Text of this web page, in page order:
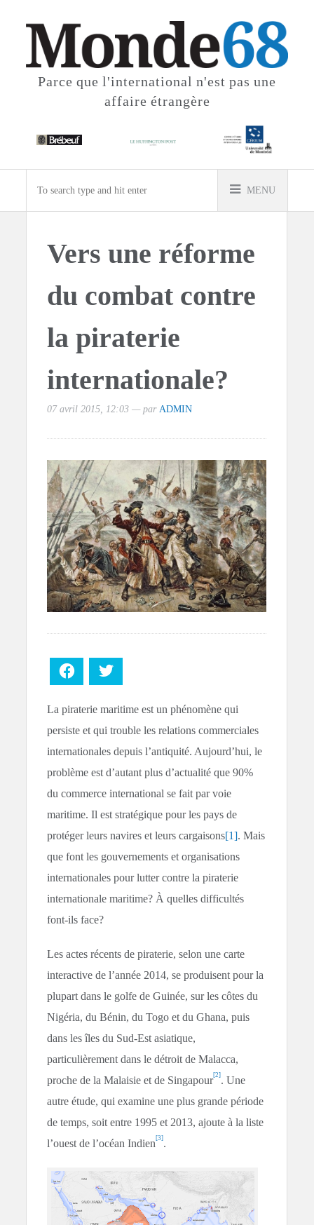
Parce que l'international n'est pas une
affaire étrangère
MENU
Vers une réforme
du combat contre
la piraterie
internationale?
07 avril 2015, 12:03 — par ADMIN
Facebook
La piraterie maritime est un phénomène qui
persiste et qui trouble les relations commerciales
internationales depuis l’antiquité. Aujourd’hui, le
problème est d’autant plus d’actualité que 90%
du commerce international se fait par voie
maritime. Il est stratégique pour les pays de
protéger leurs navires et leurs cargaisons[1]. Mais
que font les gouvernements et organisations
internationales pour lutter contre la piraterie
internationale maritime? À quelles difficultés
font-ils face?
Les actes récents de piraterie, selon une carte
interactive de l’année 2014, se produisent pour la
plupart dans le golfe de Guinée, sur les côtes du
Nigéria, du Bénin, du Togo et du Ghana, puis
dans les îles du Sud-Est asiatique,
particulièrement dans le détroit de Malacca,
proche de la Malaisie et de Singapour[2] . Une
autre étude, qui examine une plus grande période
de temps, soit entre 1995 et 2013, ajoute à la liste
l’ouest de l’océan Indien[3] .